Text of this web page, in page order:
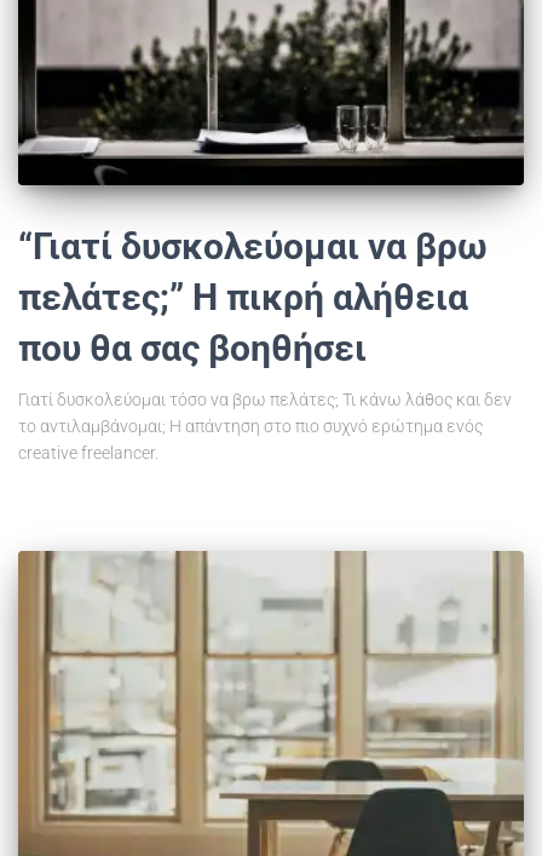
“Γιατί δυσκολεύομαι να βρω
πελάτες;” Η πικρή αλήθεια
που θα σας βοηθήσει
Γιατί δυσκολεύομαι τόσο να βρω πελάτες; Τι κάνω λάθος και δεν
το αντιλαμβάνομαι; Η απάντηση στο πιο συχνό ερώτημα ενός
creative freelancer.